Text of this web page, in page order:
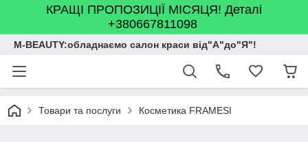
КРАЩІ ПРОПОЗИЦІЇ МІСЯЦЯ! Деталі
+380667811098
M-BEAUTY:обладнаємо салон краси від"А"до"Я"!
Товари та послуги Косметика FRAMESI